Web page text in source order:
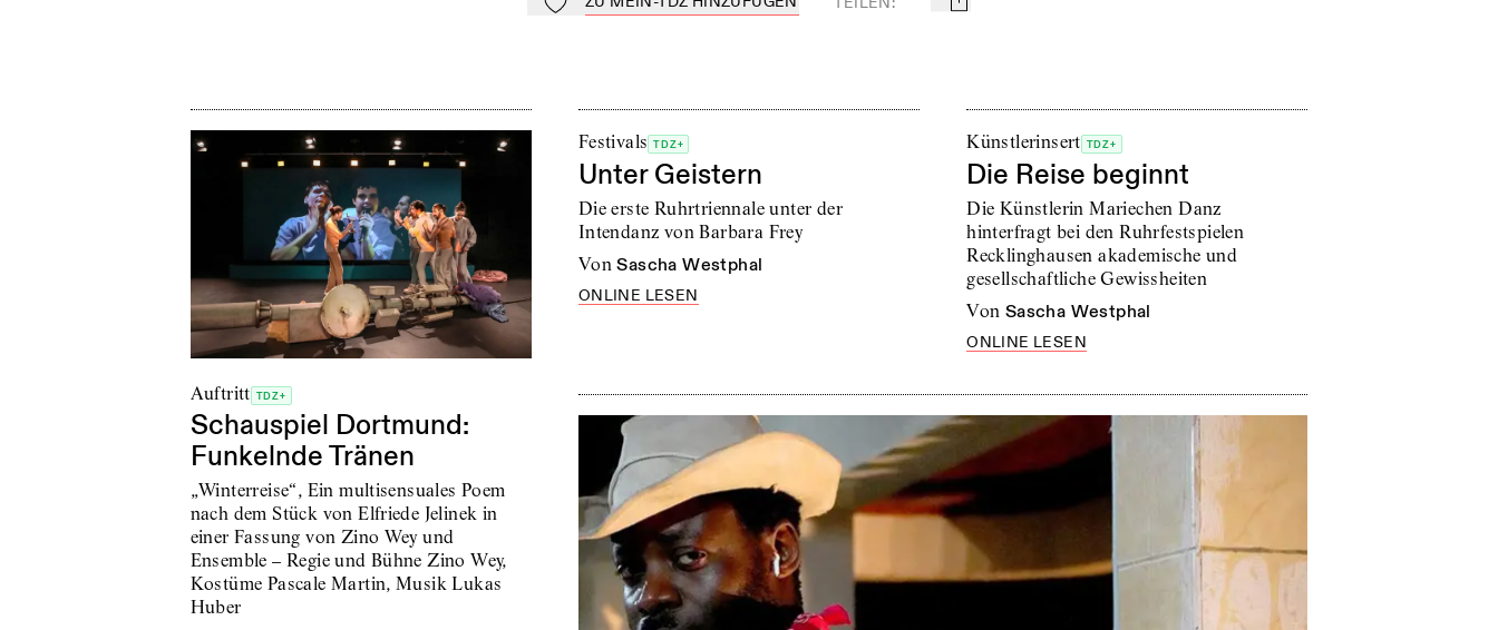
Zu Mein-TdZ hinzufügen mail
Auftritt TDZ+
Schauspiel Dortmund:
Funkelnde Tränen
„Winterreise“, Ein multisensuales Poem
nach dem Stück von Elfriede Jelinek in
einer Fassung von Zino Wey und
Ensemble – Regie und Bühne Zino Wey,
Kostüme Pascale Martin, Musik Lukas
Huber
Festivals TDZ+
Unter Geistern
Die erste Ruhrtriennale unter der
Intendanz von Barbara Frey
von Sascha Westphal
ONLINE LESEN
Künstlerinsert TDZ+
Die Reise beginnt
Die Künstlerin Mariechen Danz
hinterfragt bei den Ruhrfestspielen
Recklinghausen akademische und
gesellschaftliche Gewissheiten
von Sascha Westphal
ONLINE LESEN